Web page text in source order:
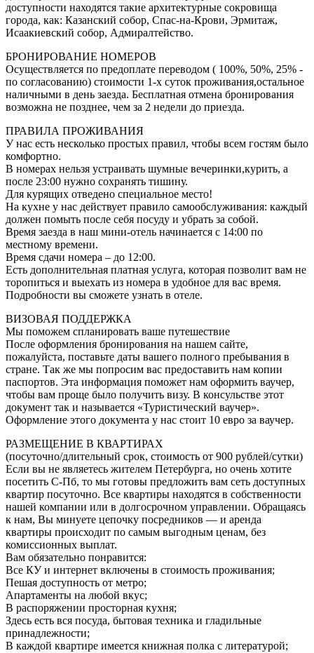
доступности находятся такие архитектурные сокровища
города, как: Казанский собор, Спас-на-Крови, Эрмитаж,
Исаакиевский собор, Адмиралтейство.
БРОНИРОВАНИЕ НОМЕРОВ
Осуществляется по предоплате переводом ( 100%, 50%, 25% -
по согласованию) стоимости 1-х суток проживания,остальное
наличными в день заезда. Бесплатная отмена бронирования
возможна не позднее, чем за 2 недели до приезда.
ПРАВИЛА ПРОЖИВАНИЯ
У нас есть несколько простых правил, чтобы всем гостям было
комфортно.
В номерах нельзя устраивать шумные вечеринки,курить, а
после 23:00 нужно сохранять тишину.
Для курящих отведено специальное место!
На кухне у нас действует правило самообслуживания: каждый
должен помыть после себя посуду и убрать за собой.
Время заезда в наш мини-отель начинается с 14:00 по
местному времени.
Время сдачи номера – до 12:00.
Есть дополнительная платная услуга, которая позволит вам не
торопиться и выехать из номера в удобное для вас время.
Подробности вы сможете узнать в отеле.
ВИЗОВАЯ ПОДДЕРЖКА
Мы поможем спланировать ваше путешествие
После оформления бронирования на нашем сайте,
пожалуйста, поставьте даты вашего полного пребывания в
стране. Так же мы попросим вас предоставить нам копии
паспортов. Эта информация поможет нам оформить ваучер,
чтобы вам проще было получить визу. В консульстве этот
документ так и называется «Туристический ваучер».
Оформление этого документа у нас стоит 10 евро за ваучер.
РАЗМЕЩЕНИЕ В КВАРТИРАХ
(посуточно/длительный срок, стоимость от 900 рублей/сутки)
Если вы не являетесь жителем Петербурга, но очень хотите
посетить С-Пб, то мы готовы предложить вам сеть доступных
квартир посуточно. Все квартиры находятся в собственности
нашей компании или в долгосрочном управлении. Обращаясь
к нам, Вы минуете цепочку посредников — и аренда
квартиры происходит по самым выгодным ценам, без
комиссионных выплат.
Вам обязательно понравится:
Все КУ и интернет включены в стоимость проживания;
Пешая доступность от метро;
Апартаменты на любой вкус;
В распоряжении просторная кухня;
Здесь есть вся посуда, бытовая техника и гладильные
принадлежности;
В каждой квартире имеется книжная полка с литературой;